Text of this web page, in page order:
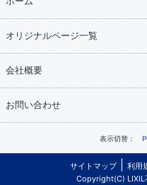
オリジナルページ一覧
会社概要
お問い合わせ
表示切替：
サイトマップ 利用
Copyright(C) LIXIL